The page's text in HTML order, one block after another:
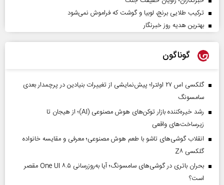
ترکیب طلایی برنج، لوبیا و گوشت که فراموش نمی‌شود
بهترین هدیه روز خبرنگار
گوناگون
گلکسی اس ۲۷ اولترا؛ پیش‌نمایشی از تغییرات بنیادین در پرچمدار بعدی
سامسونگ
رشد خیره‌کننده بازار توکن‌های هوش مصنوعی (AI)؛ از هیجان تا
زیرساخت‌های واقعی
انقلاب گوشی‌های تاشو‌ با طعم هوش مصنوعی؛ معرفی و مقایسه خانواده
گلکسی Z۸
بحران باتری در گوشی‌های سامسونگ؛ آیا به‌روزرسانی One UI ۸.۵ مقصر
است؟